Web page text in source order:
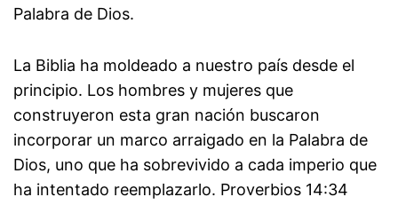
Palabra de Dios.
La Biblia ha moldeado a nuestro país desde el
principio. Los hombres y mujeres que
construyeron esta gran nación buscaron
incorporar un marco arraigado en la Palabra de
Dios, uno que ha sobrevivido a cada imperio que
ha intentado reemplazarlo. Proverbios 14:34